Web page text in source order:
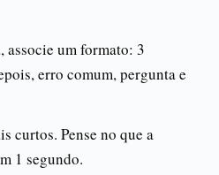
associe um formato: 3
erro comum, pergunta e
curtos. Pense no que a
1 segundo.